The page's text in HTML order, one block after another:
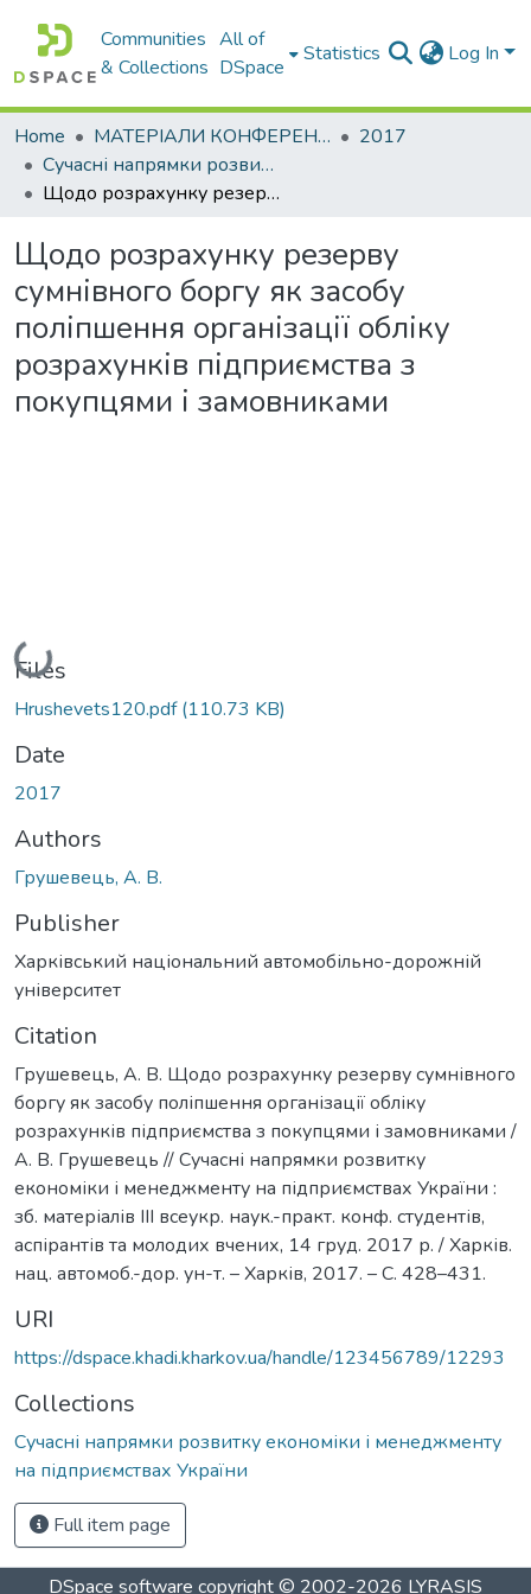
Communities
& Collections
All of
DSpace
Statistics Log In
Home МАТЕРІАЛИ КОНФЕРЕНЦІЙ
2017
Сучасні напрямки розвитку економіки і менеджменту на підприємствах України
Щодо розрахунку резерву сумнівного боргу як засобу поліпшення організації обліку розрахунків підприємства з покупцями і замовниками
Щодо розрахунку резерву
сумнівного боргу як засобу
поліпшення організації обліку
розрахунків підприємства з
покупцями і замовниками
Loading...
Files
Hrushevets120.pdf(110.73 KB)
Date
2017
Authors
Грушевець, А. В.
Publisher
Харківський національний автомобільно-дорожній
університет
Citation
Грушевець, А. В. Щодо розрахунку резерву сумнівного
боргу як засобу поліпшення організації обліку
розрахунків підприємства з покупцями і замовниками /
А. В. Грушевець // Сучасні напрямки розвитку
економіки і менеджменту на підприємствах України :
зб. матеріалів ІІІ всеукр. наук.-практ. конф. студентів,
аспірантів та молодих вчених, 14 груд. 2017 р. / Харків.
нац. автомоб.-дор. ун-т. – Харків, 2017. – С. 428–431.
URI
https://dspace.khadi.kharkov.ua/handle/123456789/12293
Collections
Сучасні напрямки розвитку економіки і менеджменту
на підприємствах України
Full item page
DSpace software copyright © 2002-2026 LYRASIS